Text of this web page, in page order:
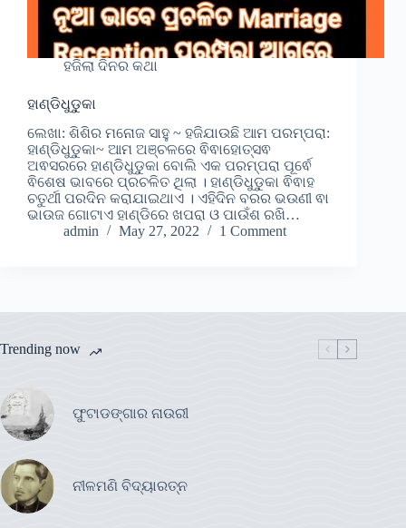
ହଜିଲା ଦିନର କଥା
ହାଣ୍ଡିଧୁଡୁ଼କା
ଲେଖା: ଶିଶିର ମନୋଜ ସାହୁ ~ ହଜିଯାଉଛି ଆମ ପରମ୍ପରା:
ହାଣ୍ଡିଧୁଡୁ଼କା~ ଆମ ଅଞ୍ଚଳରେ ଵିଵାହୋତ୍ସଵ
ଅଵସରରେ ହାଣ୍ଡିଧୁଡୁ଼କା ବୋଲି ଏକ ପରମ୍ପରା ପୂର୍ଵେ
ଵିଶେଷ ଭାବରେ ପ୍ରଚଳିତ ଥିଲା । ହାଣ୍ଡିଧୁଡୁ଼କା ଵିଵାହ
ଚତୁର୍ଥୀ ପରଦିନ କରାଯାଇଥାଏ । ଏହିଦିନ ବରର ଭଉଣୀ ଵା
ଭାଉଜ ଗୋଟାଏ ହାଣ୍ଡିରେ ଖପରା ଓ ପାଉଁଶ ରଖି…
admin
May 27, 2022 1 Comment
Trending now
ଫୁଟାଡଙ୍ଗାର ନାଉରୀ
ନୀଳମଣି ବିଦ୍ୟାରତ୍ନ